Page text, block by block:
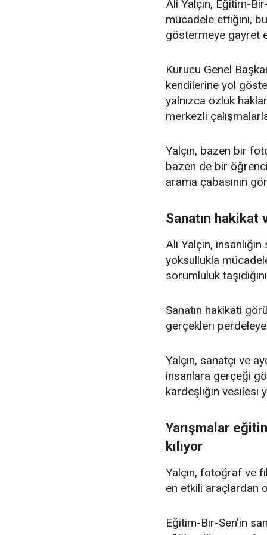
Ali Yalçın, Eğitim-
mücadele ettiğini,
göstermeye gayret
Kurucu Genel
kendilerine yol
yalnızca özlük
merkezli
Yalçın, bazen bir
bazen de bir
arama çabasının
Sanatın hakikat
Ali Yalçın,
yoksullukla
sorumluluk
Sanatın hakikati
gerçekleri
Yalçın, sanatçı ve
insanlara gerçeği
kardeşliğin vesilesi
Yarışmalar
kılıyor
Yalçın, fotoğraf ve
en etkili araçlardan
Eğitim-Bir-Sen’in